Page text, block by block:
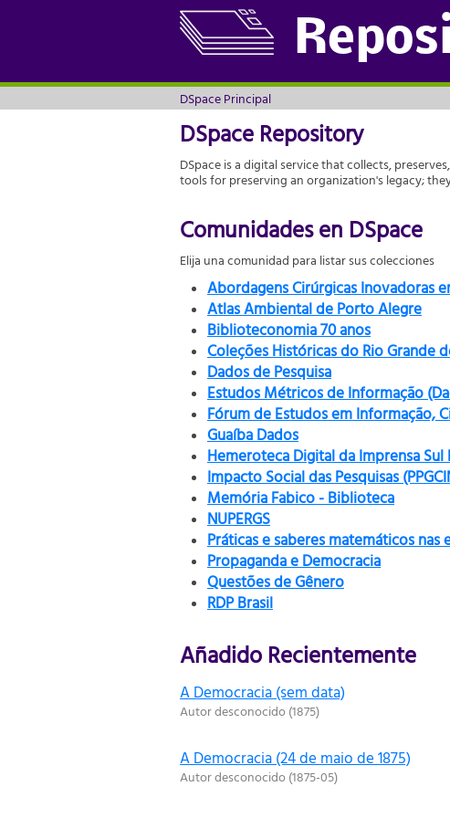
DSpace Principal
DSpace Principal
DSpace Repository
DSpace is a digital service that collects,
tools for preserving an organization's legacy;
Comunidades en DSpace
Elija una comunidad para listar sus colecciones
Abordagens Cirúrgicas Inovadoras
Atlas Ambiental de Porto Alegre
Biblioteconomia 70 anos
Coleções Históricas do Rio Grande
Dados de Pesquisa
Estudos Métricos de Informação
Fórum de Estudos em Informação,
Guaíba Dados
Hemeroteca Digital da Imprensa
Impacto Social das Pesquisas
Memória Fabico - Biblioteca
NUPERGS
Práticas e saberes matemáticos
Propaganda e Democracia
Questões de Gênero
RDP Brasil
Añadido Recientemente
A Democracia (sem data)
Autor desconocido(1875)
A Democracia (24 de maio de 1875)
Autor desconocido(1875-05)